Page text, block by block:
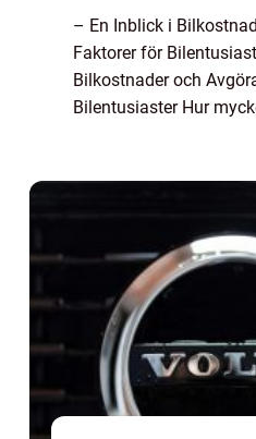
– En Inblick i
Faktorer för
Bilkostnader och
Bilentusiaster Hur